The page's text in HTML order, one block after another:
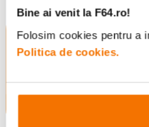
Bine ai venit la F64.ro!
Folosim cookies pentru a
Politica de cookies.
Alatura-te
Descopera
pentru tine.